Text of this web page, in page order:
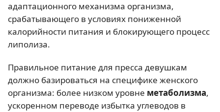
адаптационного механизма организма,
срабатывающего в условиях пониженной
калорийности питания и блокирующего процесс
липолиза.
Правильное питание для пресса девушкам
должно базироваться на специфике женского
организма: более низком уровне метаболизма,
ускоренном переводе избытка углеводов в